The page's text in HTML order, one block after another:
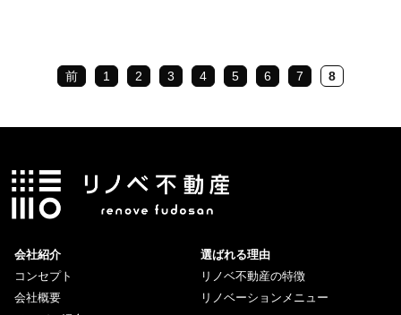
前 1 2 3 4 5 6 7 8
会社紹介
コンセプト
会社概要
選ばれる理由
リノベ不動産の特徴
リノベーションメニュー